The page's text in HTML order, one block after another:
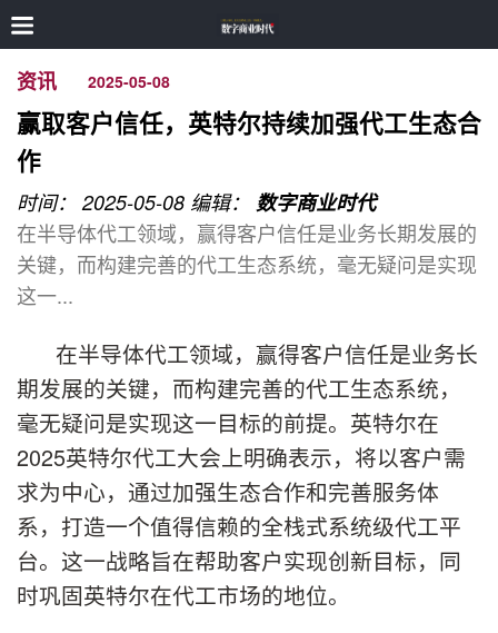
资讯 2025-05-08
赢取客户信任，英特尔持续加强代工生态合
作
时间： 2025-05-08 编辑： 数字商业时代
在半导体代工领域，赢得客户信任是业务长期发展的
关键，而构建完善的代工生态系统，毫无疑问是实现
这一...
在半导体代工领域，赢得客户信任是业务长
期发展的关键，而构建完善的代工生态系统，
毫无疑问是实现这一目标的前提。英特尔在
2025英特尔代工大会上明确表示，将以客户需
求为中心，通过加强生态合作和完善服务体
系，打造一个值得信赖的全栈式系统级代工平
台。这一战略旨在帮助客户实现创新目标，同
时巩固英特尔在代工市场的地位。